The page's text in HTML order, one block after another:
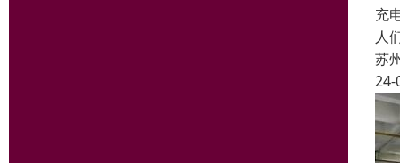
充
人
苏
24-